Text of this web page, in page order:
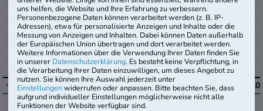
uns helfen, die Website und Ihre Erfahrung zu verbessern.
Personenbezogene Daten können verarbeitet werden (z. B. IP-
Adressen), etwa für personalisierte Anzeigen und Inhalte oder die
Messung von Anzeigen und Inhalten. Dabei können Daten außerhalb
der Europäischen Union übertragen und dort verarbeitet werden.
Weitere Informationen über die Verwendung Ihrer Daten finden Sie
in unserer Datenschutzerklärung. Es besteht keine Verpflichtung, in
die Verarbeitung Ihrer Daten einzuwilligen, um dieses Angebot zu
nutzen. Sie können Ihre Auswahl jederzeit unter
Einstellungenwiderrufen oder anpassen. Bitte beachten Sie, dass
aufgrund individueller Einstellungen möglicherweise nicht alle
Funktionen der Website verfügbar sind.
Gemischte Textaufgaben
+ -
Textaufgaben mit Dreisatz
+ -
Textaufgaben mit
Diagramm
+ -
Geometrie mit Skizzen + -
Sprachbeherrschung i 10
10
Rechtschreibung und
+ -